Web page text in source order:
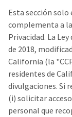
Esta sección
complementa a
Privacidad. La
de 2018,
California (la
residentes de
divulgaciones. Si
(i) solicitar
personal que